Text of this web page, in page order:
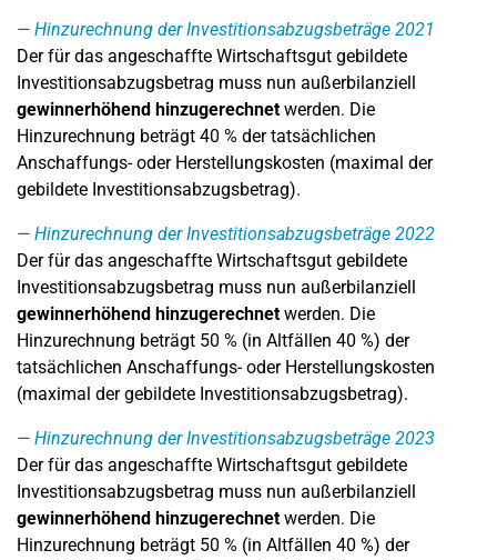
Hinzurechnung der Investitionsabzugsbeträge 2021
Der für das angeschaffte Wirtschaftsgut gebildete
Investitionsabzugsbetrag muss nun außerbilanziell
gewinnerhöhend hinzugerechnetwerden. Die
Hinzurechnung beträgt 40 % der tatsächlichen
Anschaffungs- oder Herstellungskosten (maximal der
gebildete Investitionsabzugsbetrag).
Hinzurechnung der Investitionsabzugsbeträge 2022
Der für das angeschaffte Wirtschaftsgut gebildete
Investitionsabzugsbetrag muss nun außerbilanziell
gewinnerhöhend hinzugerechnetwerden. Die
Hinzurechnung beträgt 50 % (in Altfällen 40 %) der
tatsächlichen Anschaffungs- oder Herstellungskosten
(maximal der gebildete Investitionsabzugsbetrag).
Hinzurechnung der Investitionsabzugsbeträge 2023
Der für das angeschaffte Wirtschaftsgut gebildete
Investitionsabzugsbetrag muss nun außerbilanziell
gewinnerhöhend hinzugerechnetwerden. Die
Hinzurechnung beträgt 50 % (in Altfällen 40 %) der